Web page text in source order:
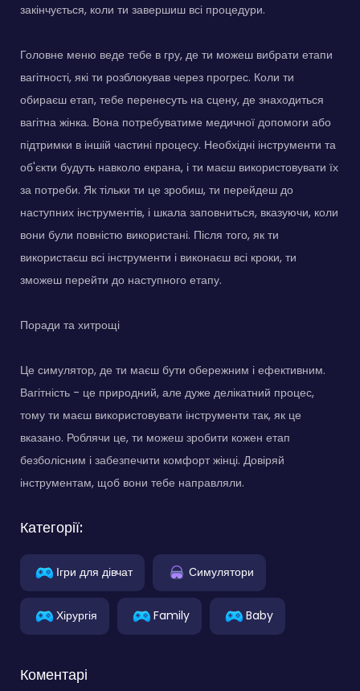
закінчується, коли ти завершиш всі процедури.
Головне меню веде тебе в гру, де ти можеш вибрати етапи
вагітності, які ти розблокував через прогрес. Коли ти
обираєш етап, тебе перенесуть на сцену, де знаходиться
вагітна жінка. Вона потребуватиме медичної допомоги або
підтримки в іншій частині процесу. Необхідні інструменти та
об'єкти будуть навколо екрана, і ти маєш використовувати їх
за потреби. Як тільки ти це зробиш, ти перейдеш до
наступних інструментів, і шкала заповниться, вказуючи, коли
вони були повністю використані. Після того, як ти
використаєш всі інструменти і виконаєш всі кроки, ти
зможеш перейти до наступного етапу.
Поради та хитрощі
Це симулятор, де ти маєш бути обережним і ефективним.
Вагітність - це природний, але дуже делікатний процес,
тому ти маєш використовувати інструменти так, як це
вказано. Роблячи це, ти можеш зробити кожен етап
безболісним і забезпечити комфорт жінці. Довіряй
інструментам, щоб вони тебе направляли.
Категорії:
Ігри для дівчат Симулятори
Хірургія Family Baby
Коментарі